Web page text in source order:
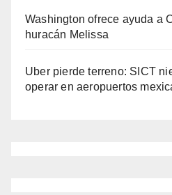
Washington ofrece ayuda a
huracán Melissa
Uber pierde terreno: SICT
operar en aeropuertos